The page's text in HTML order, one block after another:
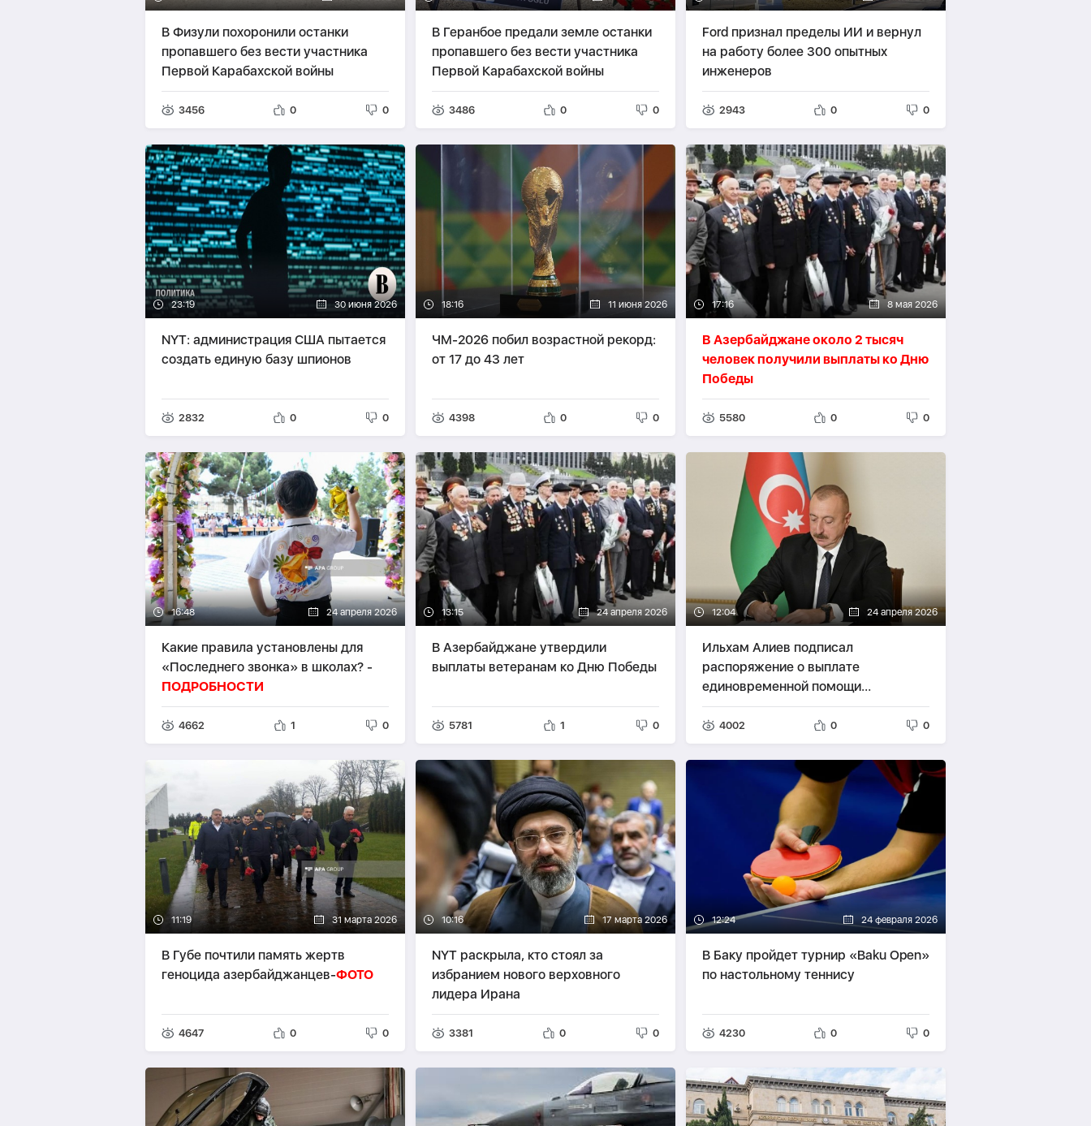
В Физули похоронили останки
пропавшего без вести участника
Первой Карабахской войны
3456 0 0
В Геранбое предали земле останки
пропавшего без вести участника
Первой Карабахской войны
3486 0 0
Ford признал пределы ИИ и вернул
на работу более 300 опытных
инженеров
2943 0 0
23:19 30 июня 2026
NYT: администрация США пытается
создать единую базу шпионов
2832 0 0
18:16 11 июня 2026
ЧМ-2026 побил возрастной рекорд:
от 17 до 43 лет
4398 0 0
17:16 8 мая 2026
В Азербайджане около 2 тысяч
человек получили выплаты ко Дню
Победы
5580 0 0
16:48 24 апреля 2026
Какие правила установлены для
«Последнего звонка» в школах? -
ПОДРОБНОСТИ
4662 1 0
13:15 24 апреля 2026
В Азербайджане утвердили
выплаты ветеранам ко Дню Победы
5781 1 0
12:04 24 апреля 2026
Ильхам Алиев подписал
распоряжение о выплате
единовременной помощи
ветеранам Второй мировой войны
4002 0 0
11:19 31 марта 2026
В Губе почтили память жертв
геноцида азербайджанцев-ФОТО
4647 0 0
10:16 17 марта 2026
NYT раскрыла, кто стоял за
избранием нового верховного
лидера Ирана
3381 0 0
12:24 24 февраля 2026
В Баку пройдет турнир «Baku Open»
по настольному теннису
4230 0 0